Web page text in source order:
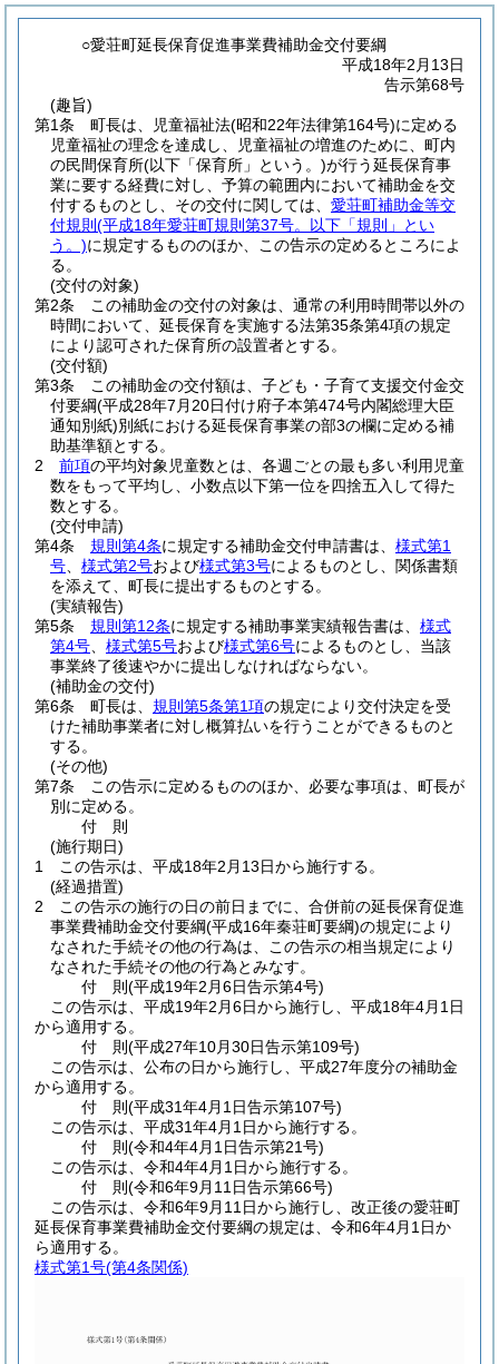
○愛荘町延長保育促進事業費補助金交付要綱
平成18年2月13日
告示第68号
(趣旨)
第1条
町長は、児童福祉法(昭和22年法律第164号)に定める
児童福祉の理念を達成し、児童福祉の増進のために、町内
の民間保育所(以下「保育所」という。)が行う延長保育事
業に要する経費に対し、予算の範囲内において補助金を交
付するものとし、その交付に関しては、 愛荘町補助金等交
付規則 (平成18年愛荘町規則第37号。以下「規則」とい
う。)に規定するもののほか、この告示の定めるところによ
る。
(交付の対象)
第2条
この補助金の交付の対象は、通常の利用時間帯以外の
時間において、延長保育を実施する法第35条第4項の規定
により認可された保育所の設置者とする。
(交付額)
第3条
この補助金の交付額は、子ども・子育て支援交付金交
付要綱(平成28年7月20日付け府子本第474号内閣総理大臣
通知別紙)別紙における延長保育事業の部3の欄に定める補
助基準額とする。
2
前項の平均対象児童数とは、各週ごとの最も多い利用児童
数をもって平均し、小数点以下第一位を四捨五入して得た
数とする。
(交付申請)
第4条
規則第4条に規定する補助金交付申請書は、 様式第1
号
様式第2号および様式第3号によるものとし、関係書類
を添えて、町長に提出するものとする。
(実績報告)
第5条
規則第12条に規定する補助事業実績報告書は、 様式
第4号
様式第5号および様式第6号によるものとし、当該
事業終了後速やかに提出しなければならない。
(補助金の交付)
第6条
町長は、 規則第5条第1項の規定により交付決定を受
けた補助事業者に対し概算払いを行うことができるものと
する。
(その他)
第7条
この告示に定めるもののほか、必要な事項は、町長が
別に定める。
付 則
(施行期日)
1
この告示は、平成18年2月13日から施行する。
(経過措置)
2
この告示の施行の日の前日までに、合併前の延長保育促進
事業費補助金交付要綱(平成16年秦荘町要綱)の規定により
なされた手続その他の行為は、この告示の相当規定により
なされた手続その他の行為とみなす。
付 則(平成19年2月6日告示第4号)
この告示は、平成19年2月6日から施行し、平成18年4月1日
から適用する。
付 則(平成27年10月30日告示第109号)
この告示は、公布の日から施行し、平成27年度分の補助金
から適用する。
付 則(平成31年4月1日告示第107号)
この告示は、平成31年4月1日から施行する。
付 則(令和4年4月1日告示第21号)
この告示は、令和4年4月1日から施行する。
付 則(令和6年9月11日告示第66号)
この告示は、令和6年9月11日から施行し、改正後の愛荘町
延長保育事業費補助金交付要綱の規定は、令和6年4月1日か
ら適用する。
様式第1号(第4条関係)